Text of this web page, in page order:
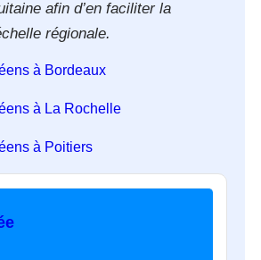
afin d’en faciliter la
régionale.
à Bordeaux
à La Rochelle
à Poitiers